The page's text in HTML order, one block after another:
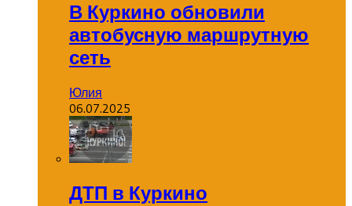
В Куркино обновили
автобусную маршрутную
сеть
Юлия
06.07.2025
ДТП в Куркино